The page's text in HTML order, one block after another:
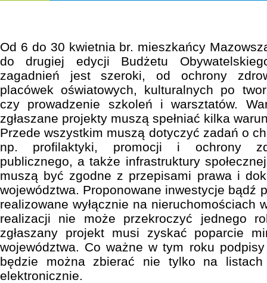
Od 6 do 30 kwietnia br. mieszkańcy
do drugiej edycji Budżetu
zagadnień jest szeroki, od ochrony
placówek oświatowych, kulturalnych po
czy prowadzenie szkoleń i warsztatów.
zgłaszane projekty muszą spełniać kilka
Przede wszystkim muszą dotyczyć zadań o
np. profilaktyki, promocji i ochrony
publicznego, a także infrastruktury
muszą być zgodne z przepisami prawa i
województwa. Proponowane inwestycje bądź
realizowane wyłącznie na nieruchomościach
realizacji nie może przekroczyć jednego
zgłaszany projekt musi zyskać poparcie
województwa. Co ważne w tym roku
będzie można zbierać nie tylko na
elektronicznie.